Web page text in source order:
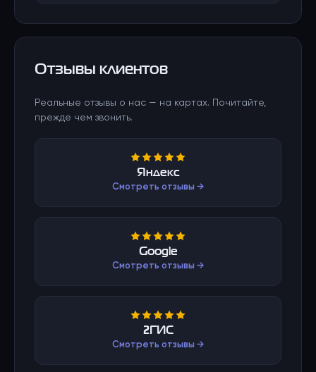
Отзывы клиентов
Реальные отзывы о нас — на картах. Почитайте,
прежде чем звонить.
Яндекс
Смотреть отзывы →
Google
Смотреть отзывы →
2ГИС
Смотреть отзывы →